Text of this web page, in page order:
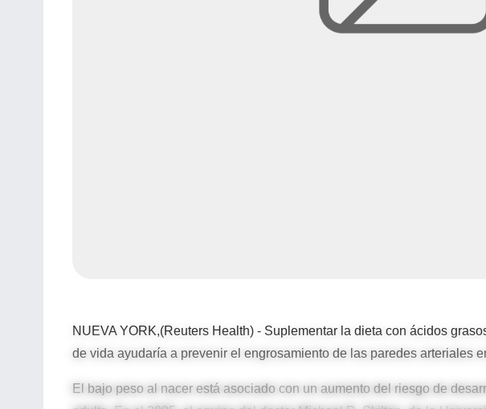
NUEVA YORK,(Reuters Health) - Suplementar la dieta con ácidos
de vida ayudaría a prevenir el engrosamiento de las paredes arteriales
El bajo peso al nacer está asociado con un aumento del riesgo de